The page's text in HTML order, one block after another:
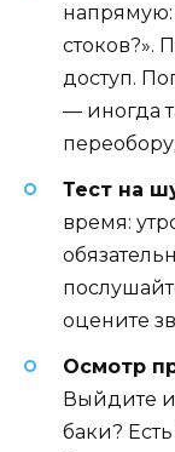
напрямую:
стоков?».
доступ.
— иногда
Тест на
время:
оцените
Осмотр
Выйдите
баки?